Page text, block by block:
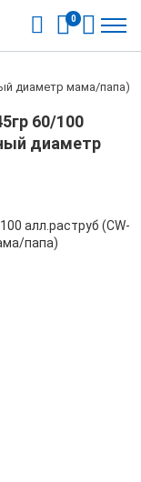
0
диаметр мама/папа)
60/100
диаметр